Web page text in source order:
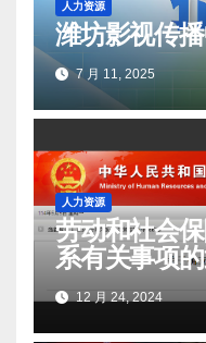
人力资源
潍坊影视传
7 月 11, 2025
人力资源
劳动和社会
系有关事项
12 月 24, 2024